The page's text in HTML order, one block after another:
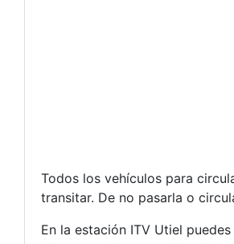
Todos los vehículos para
transitar. De no pasarla o
En la estación ITV Utiel